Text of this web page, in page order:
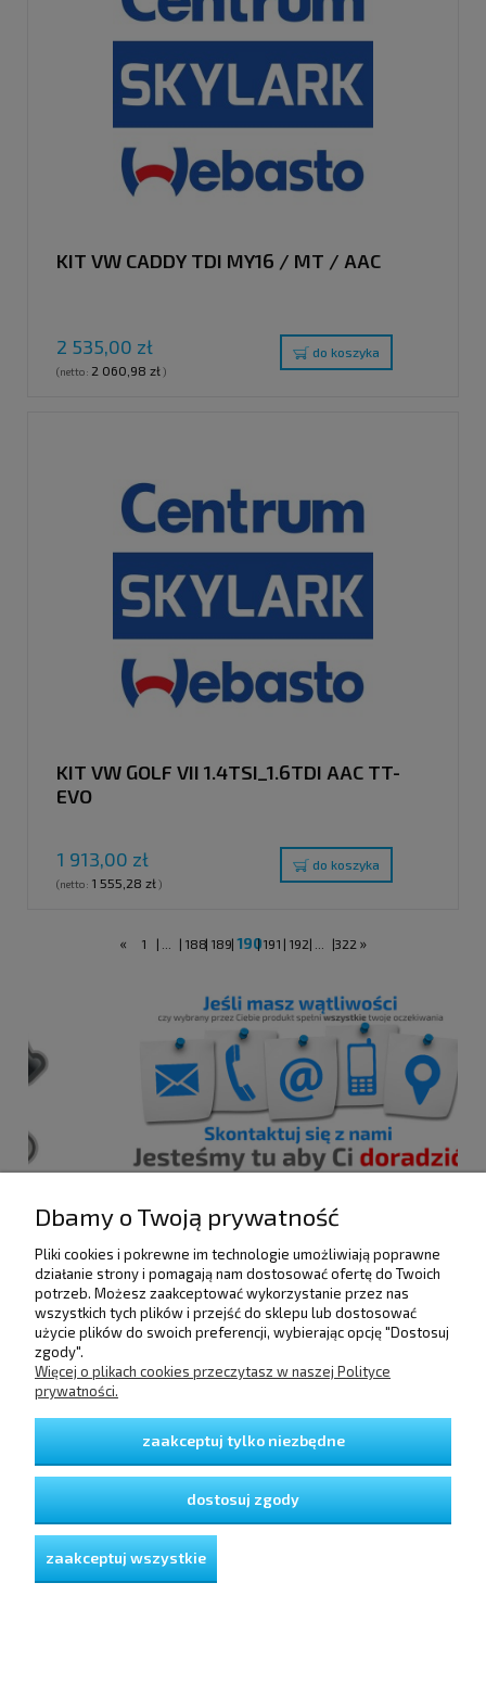
KIT VW CADDY TDI MY16 / MT / AAC
2 535,00 zł
(netto: 2 060,98 zł)
do koszyka
KIT VW GOLF VII 1.4TSI_1.6TDI AAC TT-
EVO
1 913,00 zł
(netto: 1 555,28 zł)
do koszyka
« 1 | | 188| 189| 190
| 191 | 192| |322 »
POMOC
DOSTAWA I PŁATNOŚCI
GWARANCJA I ZWROTY
O FIRMIE
Dbamy o Twoją prywatność
Pliki cookies i pokrewne im technologie umożliwiają poprawne
działanie strony i pomagają nam dostosować ofertę do Twoich
potrzeb. Możesz zaakceptować wykorzystanie przez nas
wszystkich tych plików i przejść do sklepu lub dostosować
użycie plików do swoich preferencji, wybierając opcję "Dostosuj
zgody".
Więcej o plikach cookies przeczytasz w naszej Polityce
prywatności.
zaakceptuj tylko niezbędne
dostosuj zgody
zaakceptuj wszystkie